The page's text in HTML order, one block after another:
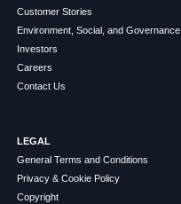
Customer Stories
Environment, Social, and Governance
Investors
Careers
Contact Us
LEGAL
General Terms and Conditions
Privacy & Cookie Policy
Copyright